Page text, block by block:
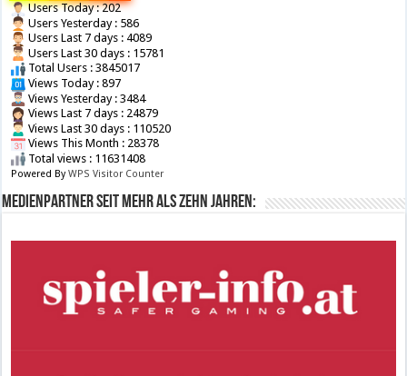
Users Today : 202
Users Yesterday : 586
Users Last 7 days : 4089
Users Last 30 days : 15781
Total Users : 3845017
Views Today : 897
Views Yesterday : 3484
Views Last 7 days : 24879
Views Last 30 days : 110520
Views This Month : 28378
Total views : 11631408
Powered ByWPS Visitor Counter
Medienpartner seit mehr als zehn Jahren: